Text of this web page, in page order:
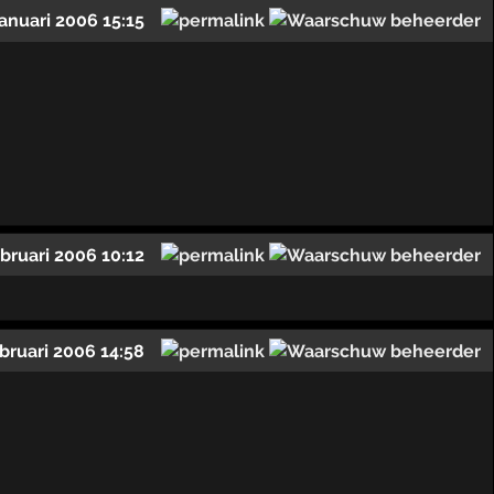
2006 15:15
2006 10:12
2006 14:58